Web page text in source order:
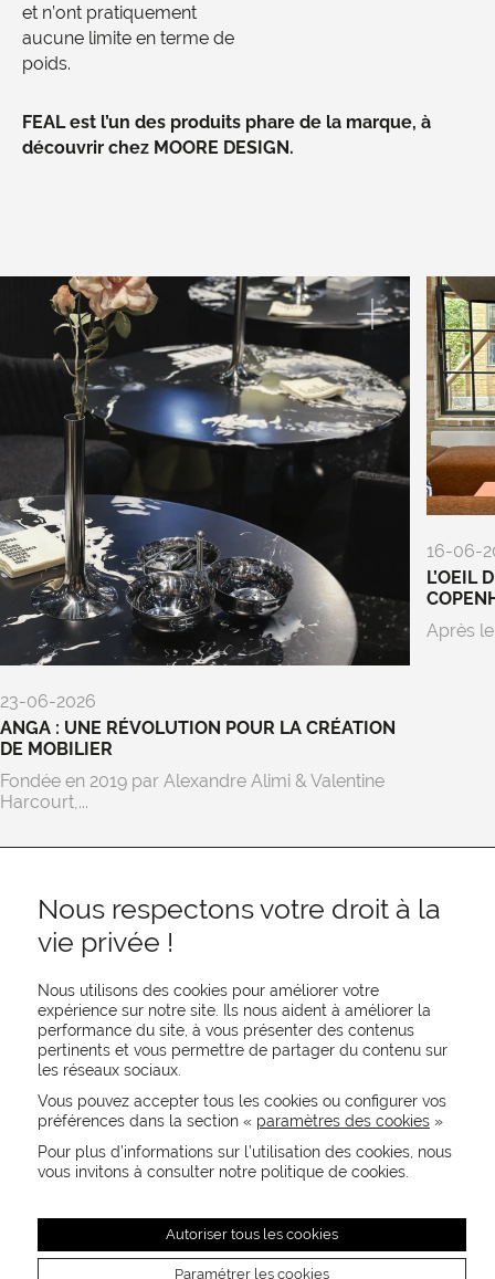
et n’ont pratiquement
aucune limite en terme de
poids.
FEAL est l’un des produits phare de la marque, à
découvrir chez MOORE DESIGN.
23-06-2026
ANGA : UNE RÉVOLUTION POUR LA CRÉATION
DE MOBILIER
Fondée en 2019 par Alexandre Alimi & Valentine
Harcourt,...
16-06-
L’OEIL
Après
REJOIGNEZ-NOUS
CONTACTEZ-NOUS
NEWSLETTER
Recevez les actualités MOORE en exclusivité
Nous respectons votre droit à la
vie privée !
Nous utilisons des cookies pour améliorer votre
expérience sur notre site. Ils nous aident à améliorer la
performance du site, à vous présenter des contenus
pertinents et vous permettre de partager du contenu sur
les réseaux sociaux.
Vous pouvez accepter tous les cookies ou configurer vos
préférences dans la section « paramètres des cookies »
Pour plus d’informations sur l’utilisation des cookies, nous
vous invitons à consulter notre politique de cookies.
Autoriser tous les cookies
Paramétrer les cookies